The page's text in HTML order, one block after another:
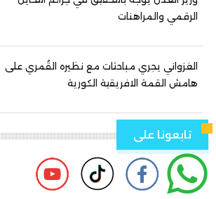
الرقمي والمراهنات
الغزواني يجري مباحثات مع نظيره القُمري على
هامش القمة الافريقية الكورية
تابعونا على